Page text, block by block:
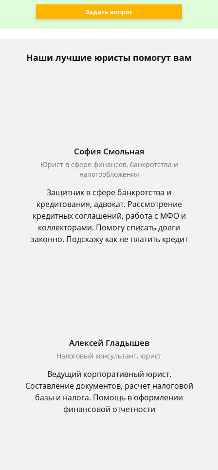
Задать вопрос
Наши лучшие юристы помогут вам
София Смольная
Юрист в сфере финансов, банкротства и
налогообложения
Защитник в сфере банкротства и
кредитования, адвокат. Рассмотрение
кредитных соглашений, работа с МФО и
коллекторами. Помогу списать долги
законно. Подскажу как не платить кредит
Алексей Гладышев
Налоговый консультант, юрист
Ведущий корпоративный юрист.
Составление документов, расчет налоговой
базы и налога. Помощь в оформлении
финансовой отчетности